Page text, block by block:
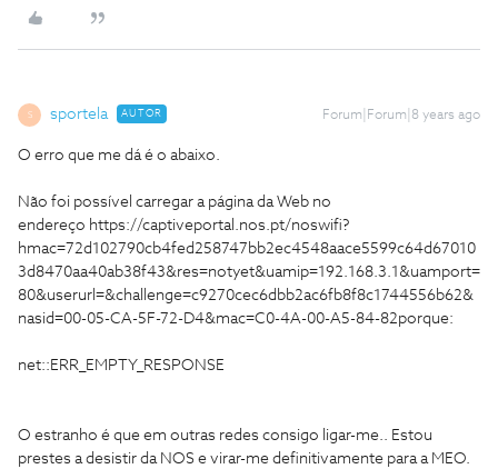
S sportela AUTOR Forum|Forum|8 years ago
O erro que me dá é o abaixo.
Não foi possível carregar a página da Web no
endereço https://captiveportal.nos.pt/noswifi?
hmac=72d102790cb4fed258747bb2ec4548aace5599c64d67010
3d8470aa40ab38f43&res=notyet&uamip=192.168.3.1&uamport=
80&userurl=&challenge=c9270cec6dbb2ac6fb8f8c1744556b62&
nasid=00-05-CA-5F-72-D4&mac=C0-4A-00-A5-84-82porque:
net::ERR_EMPTY_RESPONSE
O estranho é que em outras redes consigo ligar-me.. Estou
prestes a desistir da NOS e virar-me definitivamente para a MEO.